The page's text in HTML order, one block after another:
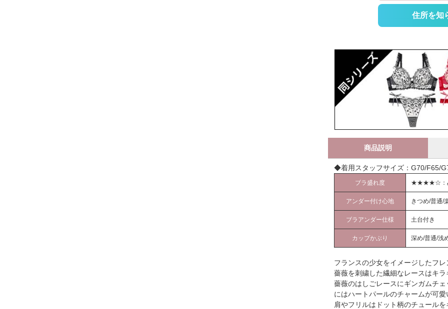
住所を知
商品説明
◆着用スタッフサイズ：G70/F65/
ブラ盛れ度 ★★★★☆：
アンダー付け心地 きつめ/普通/
ブラアンダー仕様 土台付き
カップかぶり 深め/普通/浅
フランスの少女をイメージしたフ
薔薇を刺繍した繊細なレースはキ
薔薇のはしごレースにギンガムチ
にはハートパールのチャームが可
肩やフリルはドット柄のチュール